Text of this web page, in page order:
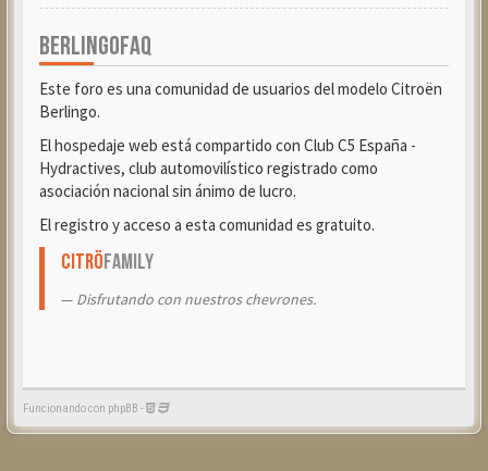
BERLINGOFAQ
Este foro es una comunidad de usuarios del modelo Citroën
Berlingo.
El hospedaje web está compartido con Club C5 España -
Hydractives, club automovilístico registrado como
asociación nacional sin ánimo de lucro.
El registro y acceso a esta comunidad es gratuito.
CitröFamily
Disfrutando con nuestros chevrones.
Funcionando con phpBB -